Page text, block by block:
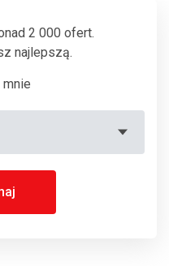
2 000 ofert.
najlepszą.